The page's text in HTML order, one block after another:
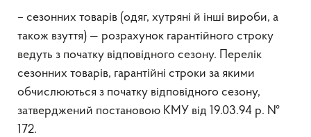
– сезонних товарів (одяг, хутряні й інші вироби, а
також взуття) — розрахунок гарантійного строку
ведуть з початку відповідного сезону. Перелік
сезонних товарів, гарантійні строки за якими
обчислюються з початку відповідного сезону,
затверджений постановою КМУ від 19.03.94 р. №
172.